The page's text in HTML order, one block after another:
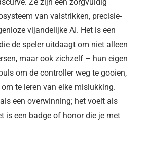
van valstrikken, precisie-
vijandelijke AI. Het is een
de speler uitdaagt om niet alleen
maar ook zichzelf – hun eigen
om de controller weg te gooien,
te leren van elke mislukking.
een overwinning; het voelt als
is een badge of honor die je met